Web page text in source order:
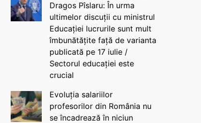
Dragos Pîslaru: În urma
ultimelor discuții cu ministrul
Educației lucrurile sunt mult
îmbunătățite față de varianta
publicată pe 17 iulie /
Sectorul educației este
crucial
Evoluția salariilor
profesorilor din România nu
se încadrează în niciun